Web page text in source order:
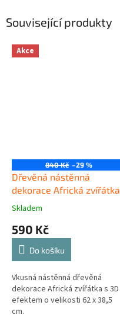
Související produkty
Akce
840 Kč –29 %
Dřevěná nástěnná
dekorace Africká zvířátka
Skladem
590 Kč
Do košíku
Vkusná nástěnná dřevěná
dekorace Africká zvířátka s 3D
efektem o velikosti 62 x 38,5
cm.